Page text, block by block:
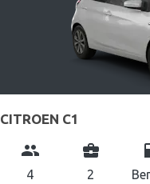
CITROEN C1
group
4
business_center
2